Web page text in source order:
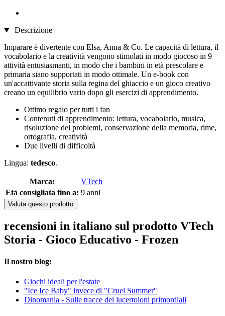
Descrizione
Imparare è divertente con Elsa, Anna & Co. Le capacità di lettura, il
vocabolario e la creatività vengono stimolati in modo giocoso in 9
attività entusiasmanti, in modo che i bambini in età prescolare e
primaria siano supportati in modo ottimale. Un e-book con
un'accattivante storia sulla regina del ghiaccio e un gioco creativo
creano un equilibrio vario dopo gli esercizi di apprendimento.
Ottimo regalo per tutti i fan
Contenuti di apprendimento: lettura, vocabolario, musica,
risoluzione dei problemi, conservazione della memoria, rime,
ortografia, creatività
Due livelli di difficoltà
Lingua: tedesco.
Marca:
VTech
Età consigliata fino a: 9 anni
Valuta questo prodotto
recensioni in italiano sul prodotto VTech
Storia - Gioco Educativo - Frozen
Il nostro blog:
Giochi ideali per l'estate
"Ice Ice Baby" invece di "Cruel Summer"
Dinomania - Sulle tracce dei lucertoloni primordiali